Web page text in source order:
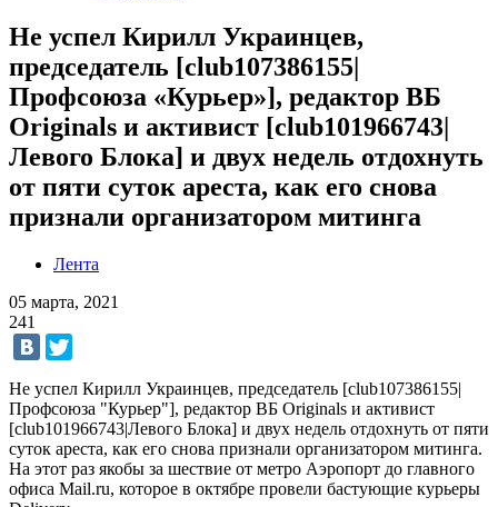
Не успел Кирилл Украинцев,
председатель [club107386155|
Профсоюза «Курьер»], редактор ВБ
Originals и активист [club101966743|
Левого Блока] и двух недель отдохнуть
от пяти суток ареста, как его снова
признали организатором митинга
Лента
05 марта, 2021
241
Не успел Кирилл Украинцев, председатель [club107386155|
Профсоюза "Курьер"], редактор ВБ Originals и активист
[club101966743|Левого Блока] и двух недель отдохнуть от пяти
суток ареста, как его снова признали организатором митинга.
На этот раз якобы за шествие от метро Аэропорт до главного
офиса Mail.ru, которое в октябре провели бастующие курьеры